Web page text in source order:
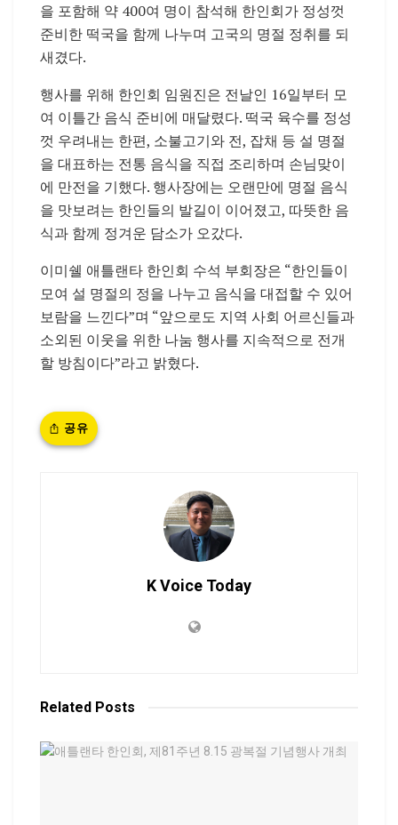
을 포함해 약 400여 명이 참석해 한인회가 정성껏
준비한 떡국을 함께 나누며 고국의 명절 정취를 되
새겼다.
행사를 위해 한인회 임원진은 전날인 16일부터 모
여 이틀간 음식 준비에 매달렸다. 떡국 육수를 정성
껏 우려내는 한편, 소불고기와 전, 잡채 등 설 명절
을 대표하는 전통 음식을 직접 조리하며 손님맞이
에 만전을 기했다. 행사장에는 오랜만에 명절 음식
을 맛보려는 한인들의 발길이 이어졌고, 따뜻한 음
식과 함께 정겨운 담소가 오갔다.
이미쉘 애틀랜타 한인회 수석 부회장은 “한인들이
모여 설 명절의 정을 나누고 음식을 대접할 수 있어
보람을 느낀다”며 “앞으로도 지역 사회 어르신들과
소외된 이웃을 위한 나눔 행사를 지속적으로 전개
할 방침이다”라고 밝혔다.
공유
K Voice Today
Related Posts